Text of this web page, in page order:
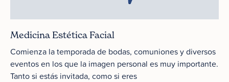
Medicina Estética Facial
Comienza la temporada de bodas, comuniones y diversos
eventos en los que la imagen personal es muy importante.
Tanto si estás invitada, como si eres